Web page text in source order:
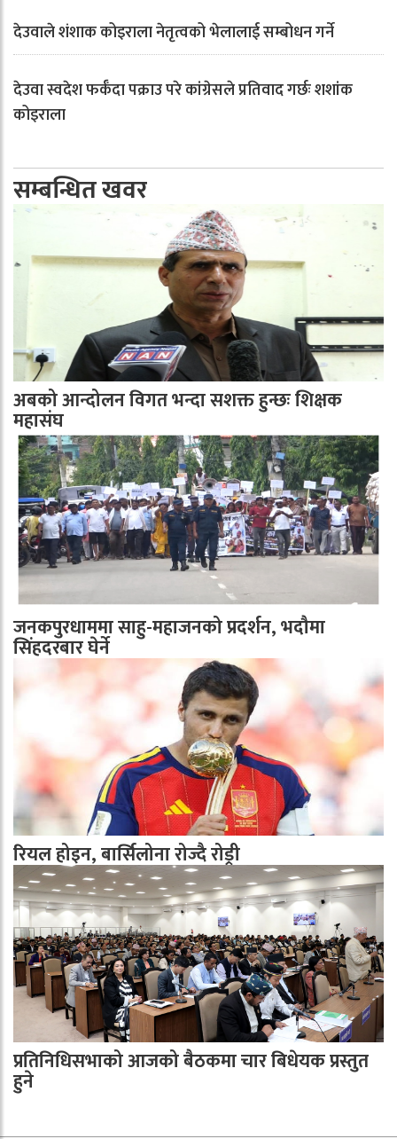
देउवाले शंशाक कोइराला नेतृत्वको भेलालाई सम्बोधन गर्ने
देउवा स्वदेश फर्कँदा पक्राउ परे कांग्रेसले प्रतिवाद गर्छः शशांक
कोइराला
सम्बन्धित खवर
अबको आन्दोलन विगत भन्दा सशक्त हुन्छः शिक्षक
महासंघ
जनकपुरधाममा साहु-महाजनको प्रदर्शन, भदौमा
सिंहदरबार घेर्ने
रियल होइन, बार्सिलोना रोज्दै रोड्री
प्रतिनिधिसभाको आजको बैठकमा चार बिधेयक प्रस्तुत
हुने